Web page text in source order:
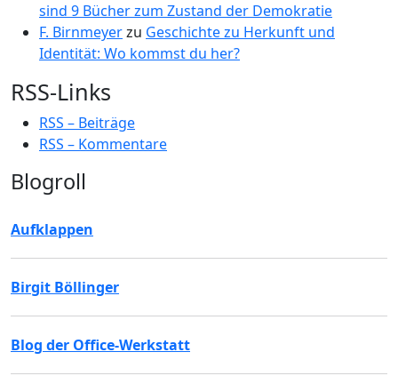
sind 9 Bücher zum Zustand der Demokratie
F. Birnmeyerzu Geschichte zu Herkunft und
Identität: Wo kommst du her?
RSS-Links
RSS – Beiträge
RSS – Kommentare
Blogroll
Aufklappen
Birgit Böllinger
Blog der Office-Werkstatt